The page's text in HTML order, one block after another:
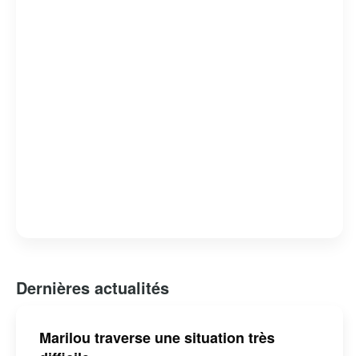
Dernières actualités
Marilou traverse une situation très